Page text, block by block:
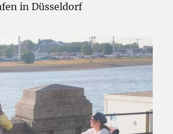
in Düsseldorf